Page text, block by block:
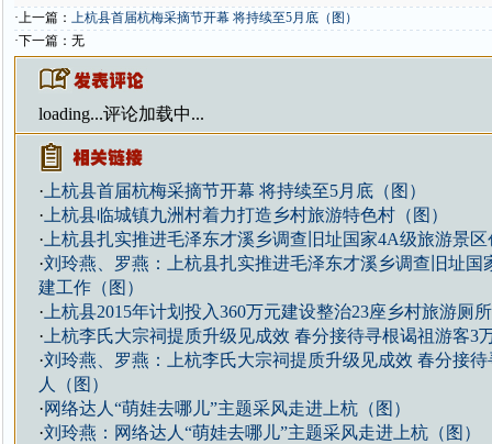
·上一篇： 上杭县首届杭梅采摘节开幕 将持续至5月底（图）
·下一篇：无
loading...评论加载中...
·上杭县首届杭梅采摘节开幕 将持续至5月底（图）
·上杭县临城镇九洲村着力打造乡村旅游特色村（图）
·上杭县扎实推进毛泽东才溪乡调查旧址国家4A级旅游景
·刘玲燕、罗燕：上杭县扎实推进毛泽东才溪乡调查旧址国
建工作（图）
·上杭县2015年计划投入360万元建设整治23座乡村旅游厕所
·上杭李氏大宗祠提质升级见成效 春分接待寻根谒祖游客3
·刘玲燕、罗燕：上杭李氏大宗祠提质升级见成效 春分接
人（图）
·网络达人“萌娃去哪儿”主题采风走进上杭（图）
·刘玲燕：网络达人“萌娃去哪儿”主题采风走进上杭（图）